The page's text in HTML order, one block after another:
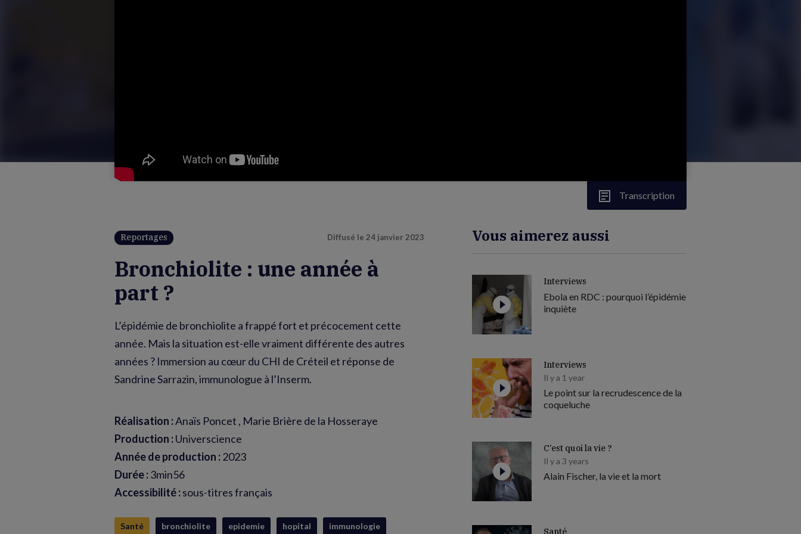
Transcription
Reportages Diffusé le 24 janvier 2023
Bronchiolite : une année à
part ?
L’épidémie de bronchiolite a frappé fort et précocement cette
année. Mais la situation est-elle vraiment différente des autres
années ? Immersion au cœur du CHI de Créteil et réponse de
Sandrine Sarrazin, immunologue à l’Inserm.
Réalisation :Anaïs Poncet , Marie Brière de la Hosseraye
Production :Universcience
Année de production :2023
Durée :3min56
Accessibilité :sous-titres français
Santé bronchiolite epidemie hopital immunologie
Vous aimerez aussi
Interviews
Ebola en RDC : pourquoi l’épidémie
inquiète
Interviews
Il y a 1 year
Le point sur la recrudescence de la
coqueluche
C’est quoi la vie ?
Il y a 3 years
Alain Fischer, la vie et la mort
Santé